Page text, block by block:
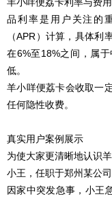
羊小咩便荔卡利率与费用
品利率是用户关注的
（APR）计算，具体利
在6%至18%之间，属
低。
羊小咩便荔卡会收取一
任何隐性收费。
真实用户案例展示
为使大家更清晰地认识
小王，任职于郑州某公
因家中突发急事，小王